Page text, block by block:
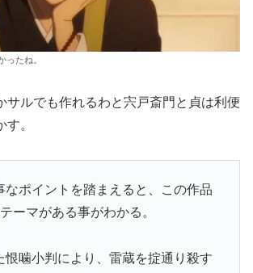
ったね。
ルでも作れるわと宍戸斎門と貞は利便
。
ポイントを踏まえると、この作品
ーマがある事がわかる。
恨噛小判により、雷蔵を掟通り殺す